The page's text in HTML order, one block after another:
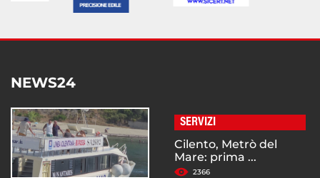
NEWS24
SERVIZI
Cilento, Metrò del
Mare: prima ...
2366